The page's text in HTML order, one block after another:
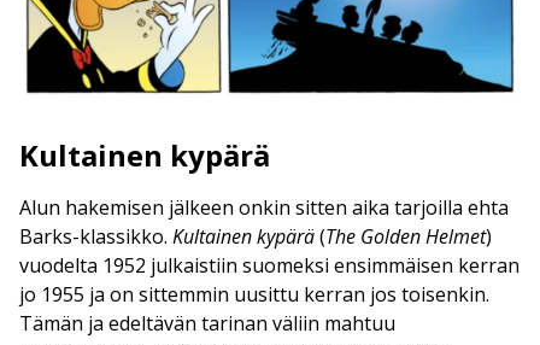
Kultainen kypärä
Alun hakemisen jälkeen onkin sitten aika tarjoilla ehta
Barks-klassikko. Kultainen kypärä(The Golden Helmet)
vuodelta 1952 julkaistiin suomeksi ensimmäisen kerran
jo 1955 ja on sittemmin uusittu kerran jos toisenkin.
Tämän ja edeltävän tarinan väliin mahtuu